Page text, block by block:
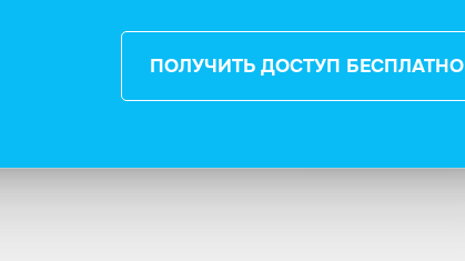
ПОЛУЧИТЬ ДОСТУП БЕСПЛАТНО